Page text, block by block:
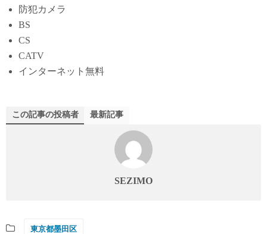
防犯カメラ
BS
CS
CATV
インターネット無料
この記事の投稿者 最新記事
SEZIMO
東京都墨田区